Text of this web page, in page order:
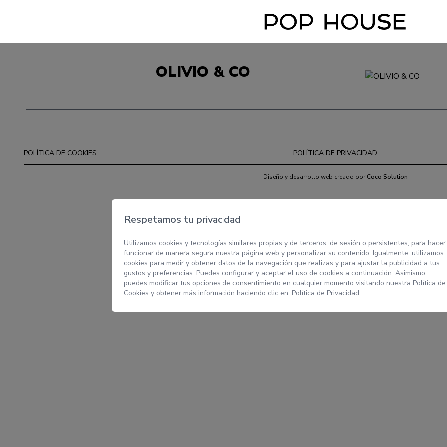
OLIVIO & CO
POLÍTICA DE COOKIES POLÍTICA DE PRIVACIDAD
Diseño y desarrollo web creado por Coco Solution
Respetamos tu privacidad
Utilizamos cookies y tecnologías similares propias y de terceros, de sesión o persistentes, para hacer
funcionar de manera segura nuestra página web y personalizar su contenido. Igualmente, utilizamos
cookies para medir y obtener datos de la navegación que realizas y para ajustar la publicidad a tus
gustos y preferencias. Puedes configurar y aceptar el uso de cookies a continuación. Asimismo,
puedes modificar tus opciones de consentimiento en cualquier momento visitando nuestra Política de
Cookies y obtener más información haciendo clic en: Política de Privacidad